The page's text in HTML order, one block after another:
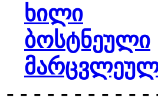
ხილი
ბოსტნეული
- - - - - - - - - - -